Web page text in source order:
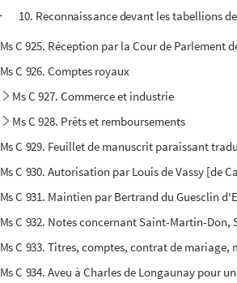
10. Reconnaissance devant les tabellions
Ms C 925. Réception par la Cour de Parlement
Ms C 926. Comptes royaux
Ms C 927. Commerce et industrie
Ms C 928. Prêts et remboursements
Ms C 929. Feuillet de manuscrit paraissant
Ms C 930. Autorisation par Louis de Vassy [de
Ms C 931. Maintien par Bertrand du Guesclin
Ms C 932. Notes concernant Saint-Martin-
Ms C 933. Titres, comptes, contrat de
Ms C 934. Aveu à Charles de Longaunay pour